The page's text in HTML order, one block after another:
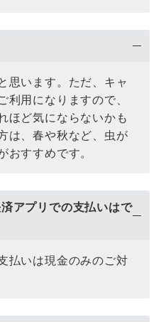
思います。ただ、キャ
利用になりますので、
ほど気にならないかも
は、春や秋など、虫が
おすすめです。
アプリでの支払いはで
払いは現金のみのご対